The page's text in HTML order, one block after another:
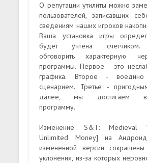
О репутации утилиты можно
пользователей, записавших
сведениям наших игроков
Ваша установка игры
будет учтена счетчиком.
обговорить характерную
программы. Первое - это
графика. Второе -
сценарием. Третье -
далее, мы достигаем
программу.
Изменение S&T:
Unlimited Money] на
измененной версии
уклонения, из-за которых